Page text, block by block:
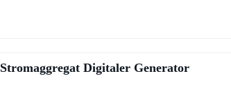
Digitaler Generator